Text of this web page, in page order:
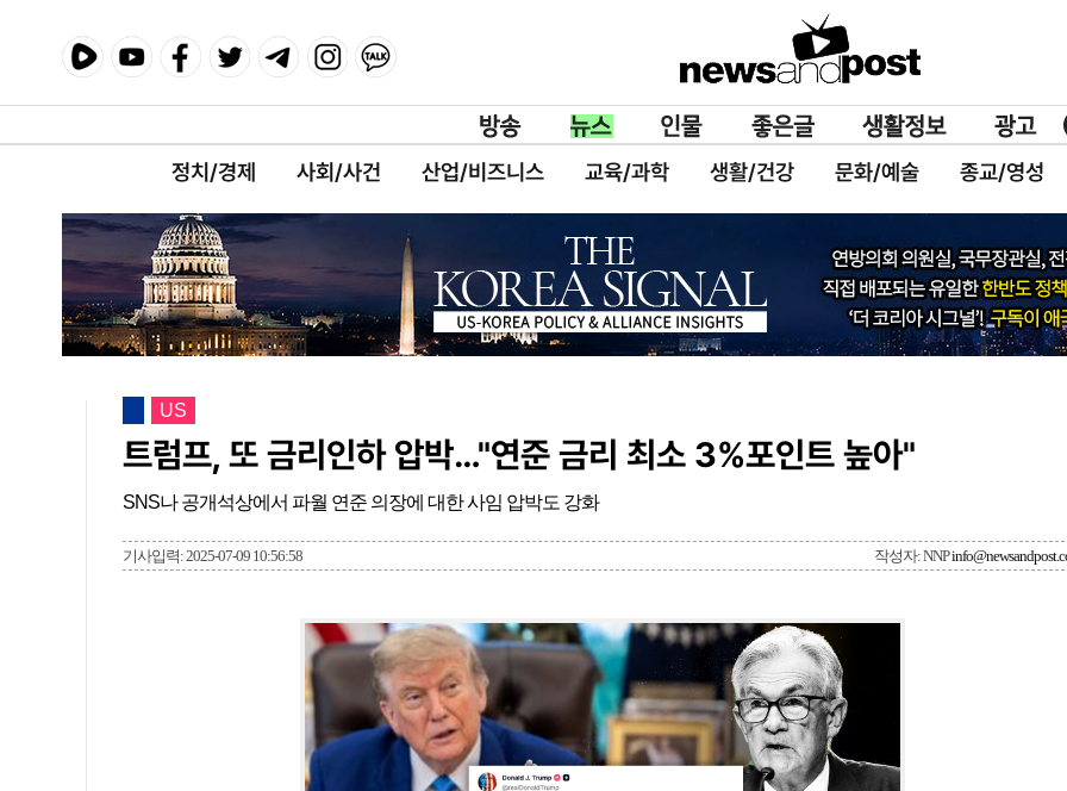
정치/경제 사회/사건 산업/비즈니스 교육/과학 생활/건강 문화/예술 종교/영성
US
트럼프, 또 금리인하 압박…"연준 금리 최소 3%포인트 높아"
SNS나 공개석상에서 파월 연준 의장에 대한 사임 압박도 강화
기사입력: 2025-07-09 10:56:58 작성자: NNP